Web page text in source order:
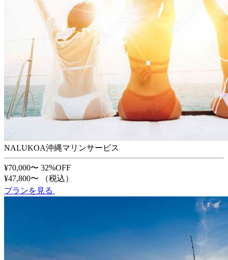
NALUKOA沖縄マリンサービス
¥70,000〜 32%OFF
¥47,800〜
（税込）
プランを見る